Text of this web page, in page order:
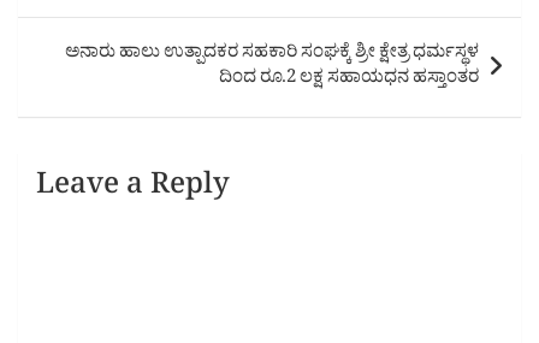
ಅನಾರು ಹಾಲು ಉತ್ಪಾದಕರ ಸಹಕಾರಿ ಸಂಘಕ್ಕೆ ಶ್ರೀ ಕ್ಷೇತ್ರ ಧರ್ಮಸ್ಥಳ
ದಿಂದ ರೂ.2 ಲಕ್ಷ ಸಹಾಯಧನ ಹಸ್ತಾಂತರ
Leave a Reply